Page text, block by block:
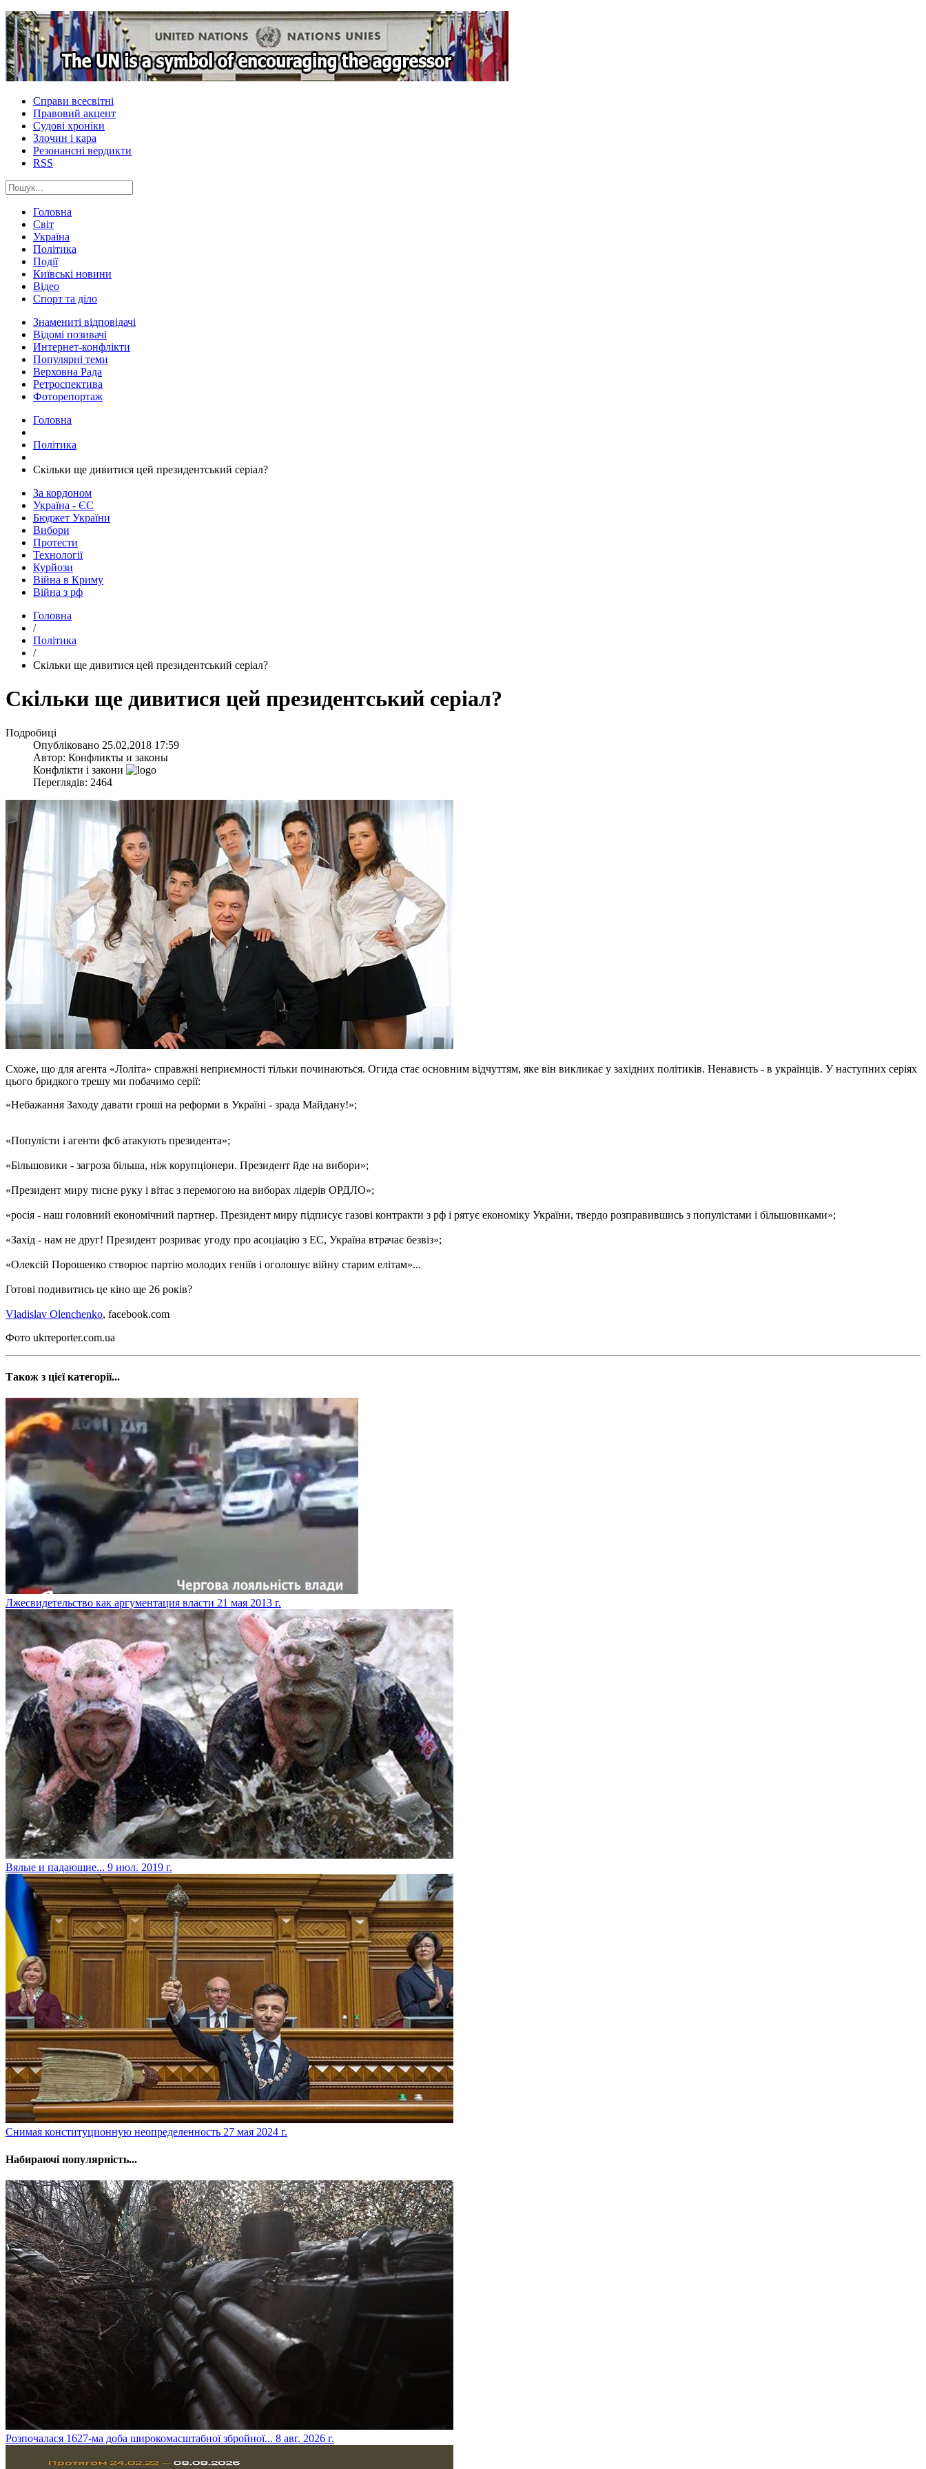
Справи всесвітні
Правовий акцент
Судові хроніки
Злочин і кара
Резонансні вердикти
RSS
Головна
Світ
Україна
Політика
Події
Київські новини
Відео
Спорт та діло
Знамениті відповідачі
Відомі позивачі
Интернет-конфлікти
Популярні теми
Верховна Рада
Ретроспектива
Фоторепортаж
Головна
Політика
​Скільки ще дивитися цей президентський серіал?
За кордоном
Україна - ЄС
Бюджет України
Вибори
Протести
Технології
Курйози
Війна в Криму
Війна з рф
Головна
/
Політика
/
​Скільки ще дивитися цей президентський серіал?
​Скільки ще дивитися цей президентський серіал?
Подробиці
Опубліковано 25.02.2018 17:59
Автор: Конфликты и законы
Конфлікти і закони
Переглядів: 2464
Схоже, що для агента «Лоліта» справжні неприємності тільки починаються. Огида стає основним відчуттям, яке він викликає у західних політиків. Ненависть - в українців. У наступних серіях
цього бридкого трешу ми побачимо серії:
«Небажання Заходу давати гроші на реформи в Україні - зрада Майдану!»;
«Популісти і агенти фсб атакують президента»;
«Більшовики - загроза більша, ніж корупціонери. Президент йде на вибори»;
«Президент миру тисне руку і вітає з перемогою на виборах лідерів ОРДЛО»;
«росія - наш головний економічний партнер. Президент миру підписує газові контракти з рф і рятує економіку України, твердо розправившись з популістами і більшовиками»;
«Захід - нам не друг! Президент розриває угоду про асоціацію з ЕС, Україна втрачає безвіз»;
«Олексій Порошенко створює партію молодих геніїв і оголошує війну старим елітам»...
Готові подивитись це кіно ще 26 років?
Vladislav Olenchenko, facebook.com
Фото ukrreporter.com.ua
Також з цієї категорії...
Лжесвидетельство как аргументация власти 21 мая 2013 г.
​Вялые и падающие... 9 июл. 2019 г.
​Снимая конституционную неопределенность 27 мая 2024 г.
Набираючі популярність...
​Розпочалася 1627-ма доба широкомасштабної збройної... 8 авг. 2026 г.